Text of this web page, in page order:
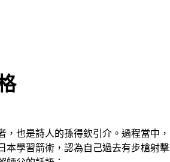
也是詩人的孫得欽引介。過程當中，
本學習箭術，認為自己過去有步槍射擊